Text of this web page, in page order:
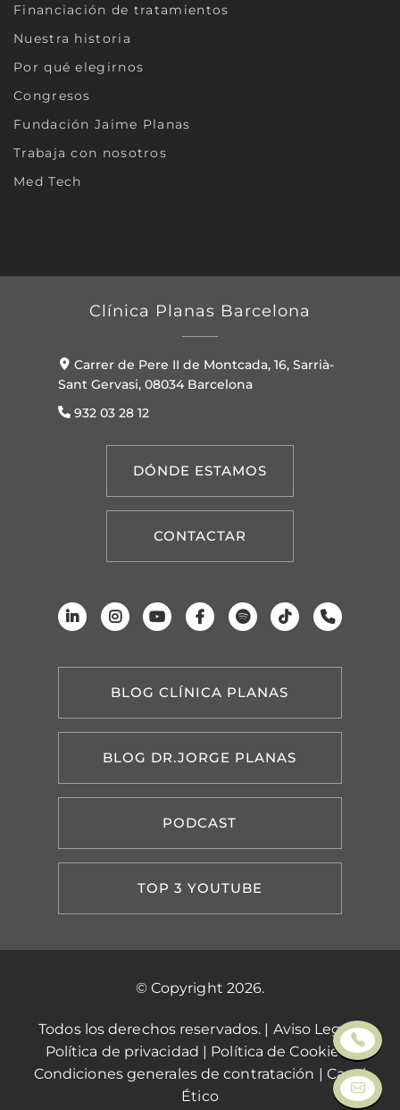
Financiación de tratamientos
Nuestra historia
Por qué elegirnos
Congresos
Fundación Jaime Planas
Trabaja con nosotros
Med Tech
Clínica Planas Barcelona
Carrer de Pere II de Montcada, 16, Sarrià-
Sant Gervasi, 08034 Barcelona
932 03 28 12
DÓNDE ESTAMOS
CONTACTAR
BLOG CLÍNICA PLANAS
BLOG DR.JORGE PLANAS
PODCAST
TOP 3 YOUTUBE
© Copyright 2026.
Todos los derechos reservados. | Aviso Legal|
Política de privacidad | Política de Cookies|
Condiciones generales de contratación | Canal
Ético